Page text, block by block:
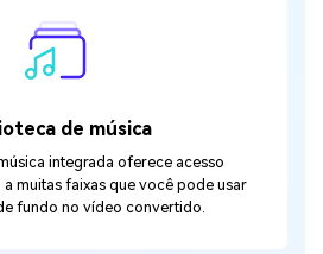
de música
integrada oferece acesso
muitas faixas que você pode usar
fundo no vídeo convertido.